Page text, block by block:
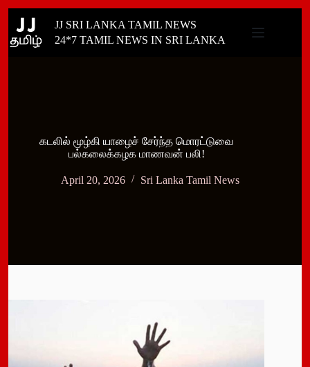
content
JJ SRI LANKA TAMIL NEWS
24*7 TAMIL NEWS IN SRI LANKA
கடலில் மூழ்கி யாழைச் சேர்ந்த மொரட்டுவை
பல்கலைக்கழக மாணவன் பலி!
April 20, 2026 Sri Lanka Tamil News